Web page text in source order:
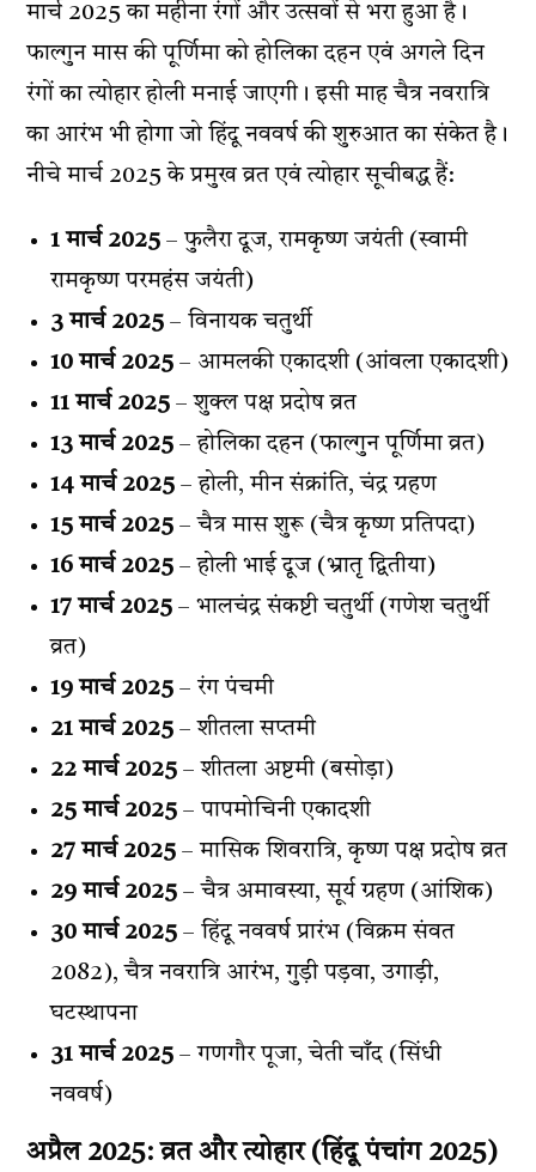
मार्च 2025 का महीना रंगों और उत्सवों से भरा हुआ है।
फाल्गुन मास की पूर्णिमा को होलिका दहन एवं अगले दिन
रंगों का त्योहार होली मनाई जाएगी। इसी माह चैत्र नवरात्रि
का आरंभ भी होगा जो हिंदू नववर्ष की शुरुआत का संकेत है।
नीचे मार्च 2025 के प्रमुख व्रत एवं त्योहार सूचीबद्ध हैं:
1 मार्च 2025 – फुलैरा दूज, रामकृष्ण जयंती (स्वामी
रामकृष्ण परमहंस जयंती)
3 मार्च 2025 – विनायक चतुर्थी
10 मार्च 2025 – आमलकी एकादशी (आंवला एकादशी)
11 मार्च 2025 – शुक्ल पक्ष प्रदोष व्रत
13 मार्च 2025 – होलिका दहन (फाल्गुन पूर्णिमा व्रत)
14 मार्च 2025 – होली, मीन संक्रांति, चंद्र ग्रहण
15 मार्च 2025 – चैत्र मास शुरू (चैत्र कृष्ण प्रतिपदा)
16 मार्च 2025 – होली भाई दूज (भ्रातृ द्वितीया)
17 मार्च 2025 – भालचंद्र संकष्टी चतुर्थी (गणेश चतुर्थी
व्रत)
19 मार्च 2025 – रंग पंचमी
21 मार्च 2025 – शीतला सप्तमी
22 मार्च 2025 – शीतला अष्टमी (बसोड़ा)
25 मार्च 2025 – पापमोचिनी एकादशी
27 मार्च 2025 – मासिक शिवरात्रि, कृष्ण पक्ष प्रदोष व्रत
29 मार्च 2025 – चैत्र अमावस्या, सूर्य ग्रहण (आंशिक)
30 मार्च 2025 – हिंदू नववर्ष प्रारंभ (विक्रम संवत
2082), चैत्र नवरात्रि आरंभ, गुड़ी पड़वा, उगाड़ी,
घटस्थापना
31 मार्च 2025 – गणगौर पूजा, चेती चाँद (सिंधी
नववर्ष)
अप्रैल 2025: व्रत और त्योहार (हिंदू पंचांग 2025)